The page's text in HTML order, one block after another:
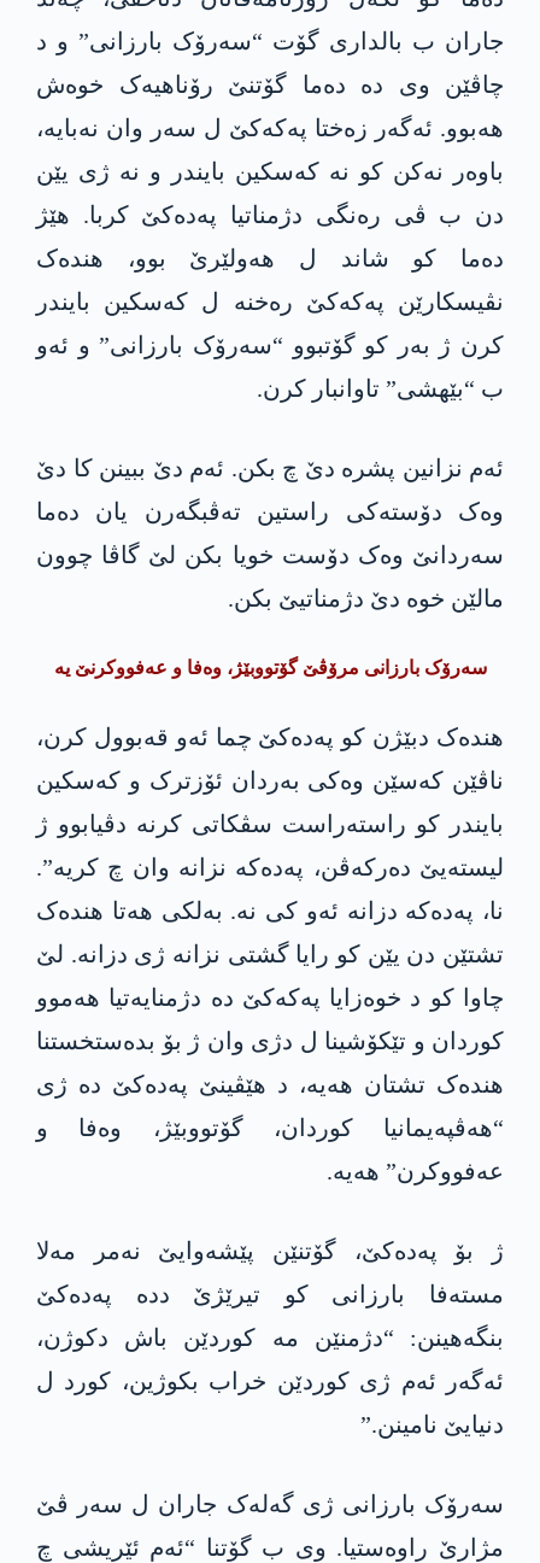
جاران ب بالداری گۆت “سەرۆک بارزانی” و د
چاڤێن وی دە دەما گۆتنێ رۆناھیەک خوەش
ھەبوو. ئەگەر زەختا پەکەکێ ل سەر وان نەبایە،
باوەر نەکن کو نە کەسکین بایندر و نە ژی یێن
دن ب ڤی رەنگی دژمناتیا پەدەکێ کربا. ھێژ
دەما کو شاند ل ھەولێرێ بوو، ھندەک
نڤیسکارێن پەکەکێ رەخنە ل کەسکین بایندر
کرن ژ بەر کو گۆتبوو “سەرۆک بارزانی” و ئەو
ب “بێھشی” تاوانبار کرن.
ئەم نزانین پشرە دێ چ بکن. ئەم دێ ببینن کا دێ
وەک دۆستەکی راستین تەڤبگەرن یان دەما
سەردانێ وەک دۆست خویا بکن لێ گاڤا چوون
مالێن خوە دێ دژمناتیێ بکن.
سەرۆک بارزانی مرۆڤێ گۆتووبێژ، وەفا و عەفووکرنێ یە
ھندەک دبێژن کو پەدەکێ چما ئەو قەبوول کرن،
ناڤێن کەسێن وەکی بەردان ئۆزترک و کەسکین
بایندر کو راستەراست سڤکاتی کرنە دڤیابوو ژ
لیستەیێ دەرکەڤن، پەدەکە نزانە وان چ کریە”.
نا، پەدەکە دزانە ئەو کی نە. بەلکی ھەتا ھندەک
تشتێن دن یێن کو رایا گشتی نزانە ژی دزانە. لێ
چاوا کو د خوەزایا پەکەکێ دە دژمنایەتیا ھەموو
کوردان و تێکۆشینا ل دژی وان ژ بۆ بدەستخستنا
ھندەک تشتان ھەیە، د ھێڤینێ پەدەکێ دە ژی
“ھەڤپەیمانیا کوردان، گۆتووبێژ، وەفا و
عەفووکرن” ھەیە.
ژ بۆ پەدەکێ، گۆتنێن پێشەوایێ نەمر مەلا
مستەفا بارزانی کو تیرێژێ ددە پەدەکێ
بنگەھینن: “دژمنێن مە کوردێن باش دکوژن،
ئەگەر ئەم ژی کوردێن خراب بکوژین، کورد ل
دنیایێ نامینن.”
سەرۆک بارزانی ژی گەلەک جاران ل سەر ڤێ
مژارێ راوەستیا. وی ب گۆتنا “ئەم ئێریشی چ